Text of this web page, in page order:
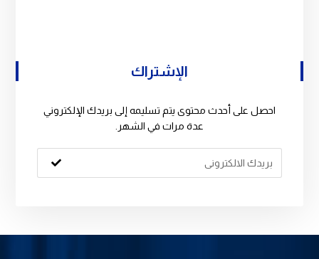
الإشتراك
احصل على أحدث محتوى يتم تسليمه إلى بريدك الإلكتروني
عدة مرات في الشهر.